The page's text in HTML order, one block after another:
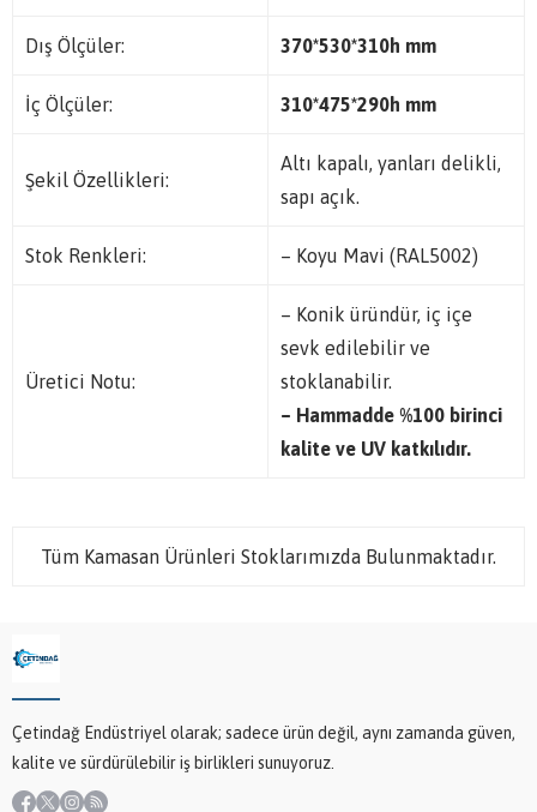
Dış Ölçüler: 370*530*310h mm
İç Ölçüler: 310*475*290h mm
Şekil Özellikleri:
Altı kapalı, yanları delikli,
sapı açık.
Stok Renkleri: – Koyu Mavi (RAL5002)
Üretici Notu:
– Konik üründür, iç içe
sevk edilebilir ve
stoklanabilir.
– Hammadde %100 birinci
kalite ve UV katkılıdır.
Tüm Kamasan Ürünleri Stoklarımızda Bulunmaktadır.
Çetindağ Endüstriyel olarak; sadece ürün değil, aynı zamanda güven,
kalite ve sürdürülebilir iş birlikleri sunuyoruz.